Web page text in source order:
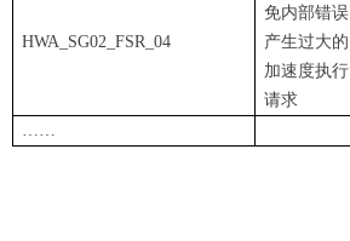
HWA_SG02_FSR_04
免内部错误
产生过大的
加速度执行
请求